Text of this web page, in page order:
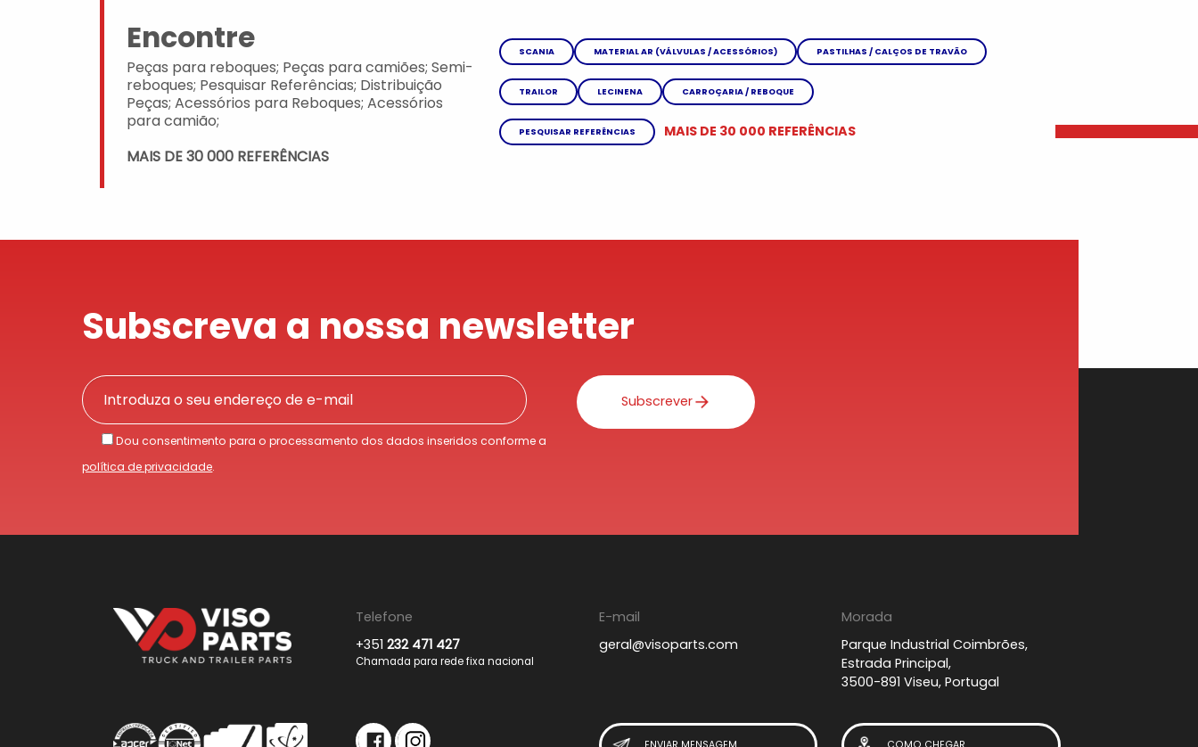
Encontre
Peças para reboques; Peças para camiões; Semi-
reboques; Pesquisar Referências; Distribuição
Peças; Acessórios para Reboques; Acessórios
para camião;
MAIS DE 30 000 REFERÊNCIAS
SCANIA MATERIAL AR (VÁLVULAS / ACESSÓRIOS) PASTILHAS / CALÇOS DE TRAVÃO
TRAILOR LECINENA CARROÇARIA / REBOQUE
PESQUISAR REFERÊNCIAS MAIS DE 30 000 REFERÊNCIAS
Subscreva a nossa newsletter
Dou consentimento para o processamento dos dados inseridos conforme a
política de privacidade.
Subscrever
Telefone
+351232 471 427
Chamada para rede fixa nacional
E-mail
geral@visoparts.com
Morada
Parque Industrial Coimbrões,
Estrada Principal,
3500-891 Viseu, Portugal